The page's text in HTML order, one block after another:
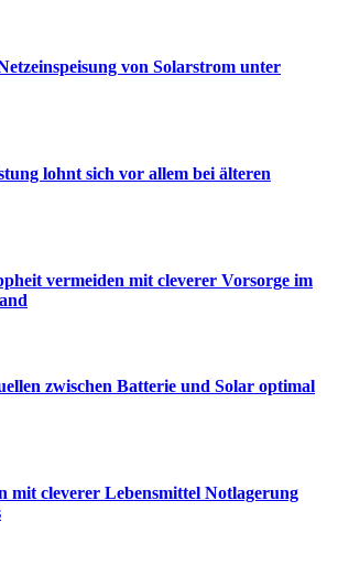
von Solarstrom unter
lohnt sich vor allem bei älteren
vermeiden mit cleverer Vorsorge im
zwischen Batterie und Solar optimal
mit cleverer Lebensmittel Notlagerung